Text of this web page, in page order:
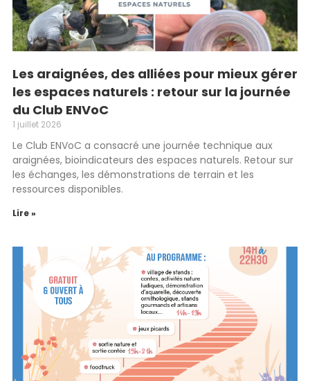
Les araignées, des alliées pour mieux gérer
les espaces naturels : retour sur la journée
du Club ENVoC
1 juillet 2026
Le Club ENVoC a consacré une journée technique aux
araignées, bioindicateurs des espaces naturels. Retour sur
les échanges, les démonstrations de terrain et les
ressources disponibles.
Lire »